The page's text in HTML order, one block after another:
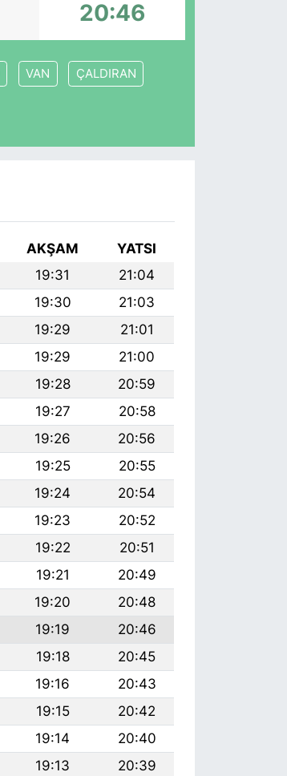
20:46
VAN ÇALDIRAN
AKŞAM
YATSI
19:31
21:04
19:30
21:03
19:29
21:01
19:29
21:00
19:28
20:59
19:27
20:58
19:26
20:56
19:25
20:55
19:24
20:54
19:23
20:52
19:22
20:51
19:21
20:49
19:20
20:48
19:19
20:46
19:18
20:45
19:16
20:43
19:15
20:42
19:14
20:40
19:13
20:39